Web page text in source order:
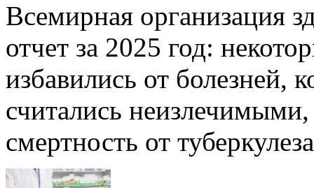
Всемирная организация
отчет за 2025 год:
избавились от болезней,
считались неизлечимыми,
смертность от